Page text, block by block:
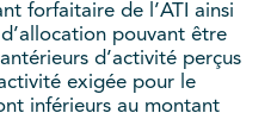
forfaitaire de l’ATI ainsi
pouvant être
d’activité perçus
exigée pour le
inférieurs au montant